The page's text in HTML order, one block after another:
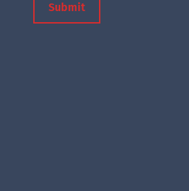
Submit